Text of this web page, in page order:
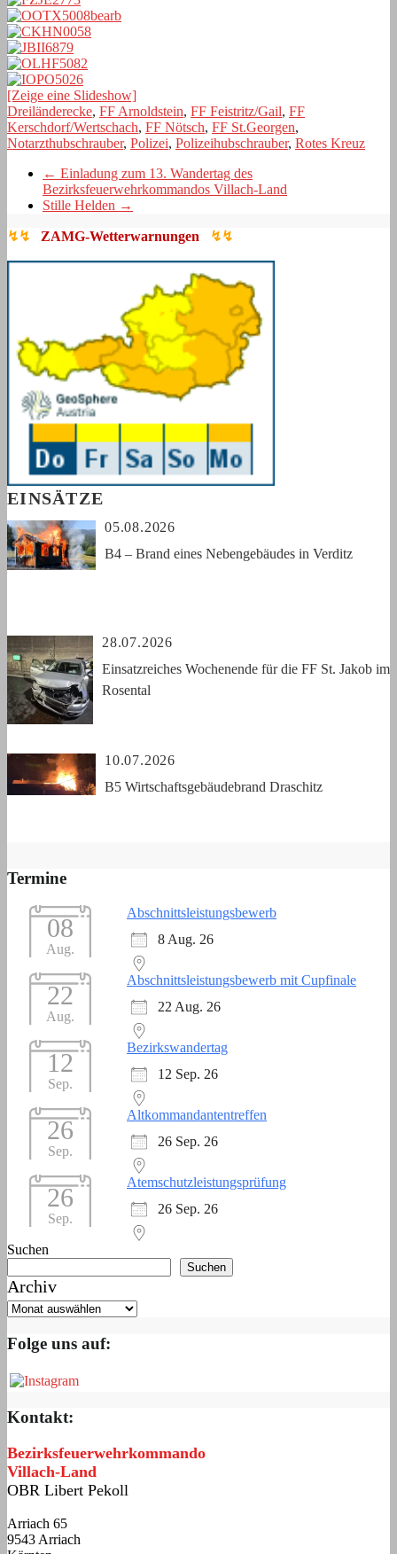
[Zeige eine Slideshow]
Dreiländerecke, FF Arnoldstein, FF Feistritz/Gail, FF
Kerschdorf/Wertschach, FF Nötsch, FF St.Georgen,
Notarzthubschrauber, Polizei, Polizeihubschrauber, Rotes Kreuz
← Einladung zum 13. Wandertag des
Bezirksfeuerwehrkommandos Villach-Land
Stille Helden →
↯↯ ZAMG-Wetterwarnungen ↯↯
EINSÄTZE
05.08.2026
B4 – Brand eines Nebengebäudes in Verditz
28.07.2026
Einsatzreiches Wochenende für die FF St. Jakob im
Rosental
10.07.2026
B5 Wirtschaftsgebäudebrand Draschitz
Termine
08
Aug.
Abschnittsleistungsbewerb
8 Aug. 26
22
Aug.
Abschnittsleistungsbewerb mit Cupfinale
22 Aug. 26
12
Sep.
Bezirkswandertag
12 Sep. 26
26
Sep.
Altkommandantentreffen
26 Sep. 26
26
Sep.
Atemschutzleistungsprüfung
26 Sep. 26
Suchen
Suchen
Archiv
Folge uns auf:
Kontakt:
Bezirksfeuerwehrkommando
Villach-Land
OBR Libert Pekoll
Arriach 65
9543 Arriach